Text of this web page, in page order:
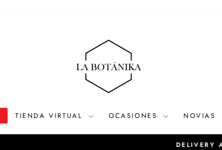
TIENDA VIRTUAL OCASIONES NOVIAS
Ver tarifario de delivery